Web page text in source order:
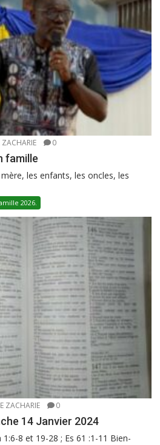
ZACHARIE 0
famille
les enfants, les oncles, les
2026.
ZACHARIE 0
14 Janvier 2024
1:6-8 et 19-28 ; Es 61 :1-11 Bien-